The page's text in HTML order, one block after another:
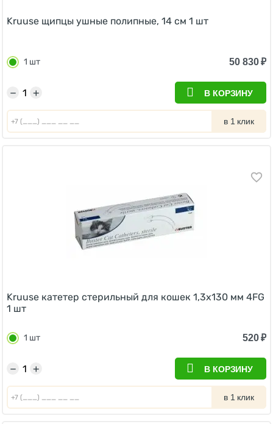
Kruuse щипцы ушные полипные, 14 см 1 шт
1 шт 50 830₽
+
− В КОРЗИНУ
в 1 клик
Kruuse катетер стерильный для кошек 1,3х130 мм 4FG
1 шт
1 шт 520₽
+
− В КОРЗИНУ
в 1 клик